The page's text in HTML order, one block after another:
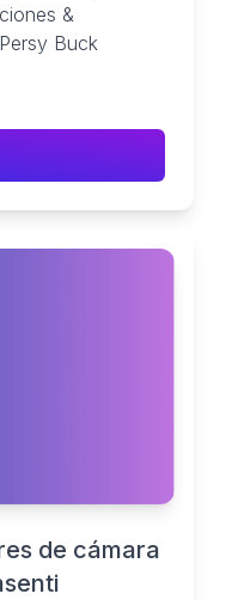
&
Buck
de cámara